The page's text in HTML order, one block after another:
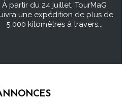
À partir du 24 juillet, TourMaG
une expédition de plus de
5 000 kilomètres à travers...